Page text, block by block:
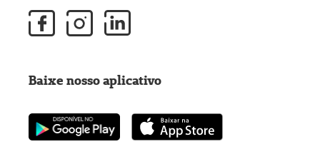
Baixe nosso aplicativo